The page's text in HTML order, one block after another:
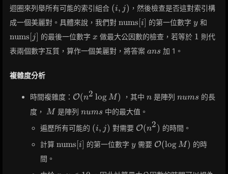
100
迴圈來列舉所有可能的索引組合 (i,
j)
(i, j) ，然後檢查是否這對索引構
成一個美麗對。具體來說，我們對 \text{nums}
nums [i] 的第一位數字 y
y和
nums j 的最後一位數字 x
x 做最大公因數的檢查，若等於 1
1 則代
表兩個數字互質，算作一個美麗對，將答案 ans
ans 加 1。
複雜度分析
時間複雜度： \mathcal{O}
(n^2 \log M)
O(n2 log M) ，其中n
n 是陣列nums
nums 的長
度，
M
M是陣列 nums
nums 中的最大值。
遍歷所有可能的 (i,
j)
(i, j) 對需要 \mathcal{O}
(n^2)
O(n2) 的時間。
計算 \text{nums}
nums [i] 的第一位數字 y
y需要 \mathcal{O}
(\log M)
O(log M) 的時
間。